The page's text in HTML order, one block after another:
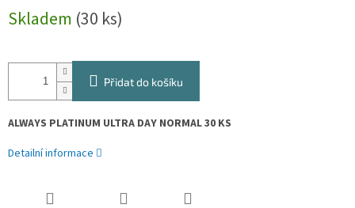
cena:
Skladem (30 ks)
Přidat do košíku
ALWAYS PLATINUM ULTRA DAY NORMAL 30 KS
Detailní informace